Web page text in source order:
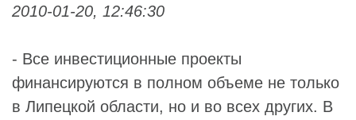
2010-01-20, 12:46:30
- Все инвестиционные проекты
финансируются в полном объеме не только
в Липецкой области, но и во всех других. В